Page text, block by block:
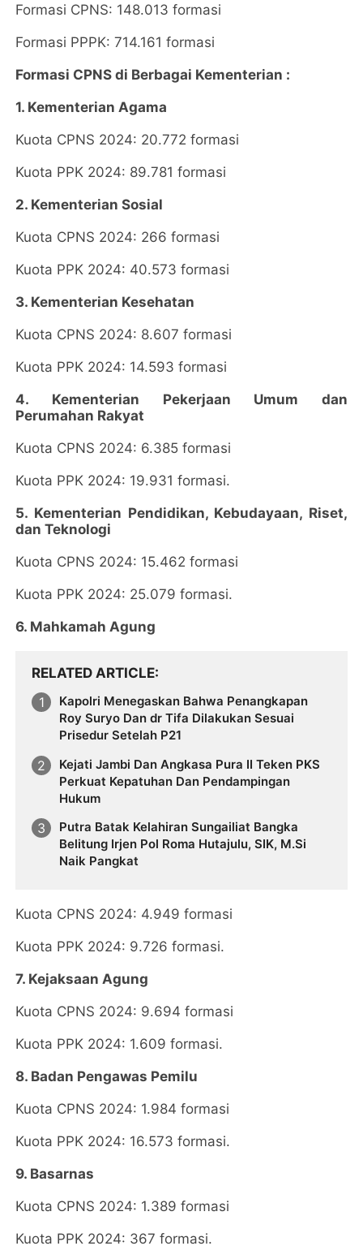
Formasi CPNS: 148.013 formasi
Formasi PPPK: 714.161 formasi
Formasi CPNS di Berbagai Kementerian :
1. Kementerian Agama
Kuota CPNS 2024: 20.772 formasi
Kuota PPK 2024: 89.781 formasi
2. Kementerian Sosial
Kuota CPNS 2024: 266 formasi
Kuota PPK 2024: 40.573 formasi
3. Kementerian Kesehatan
Kuota CPNS 2024: 8.607 formasi
Kuota PPK 2024: 14.593 formasi
4. Kementerian Pekerjaan Umum dan
Perumahan Rakyat
Kuota CPNS 2024: 6.385 formasi
Kuota PPK 2024: 19.931 formasi.
5. Kementerian Pendidikan, Kebudayaan, Riset,
dan Teknologi
Kuota CPNS 2024: 15.462 formasi
Kuota PPK 2024: 25.079 formasi.
6. Mahkamah Agung
RELATED ARTICLE
Kapolri Menegaskan Bahwa Penangkapan
Roy Suryo Dan dr Tifa Dilakukan Sesuai
Prisedur Setelah P21
Kejati Jambi Dan Angkasa Pura II Teken PKS
Perkuat Kepatuhan Dan Pendampingan
Hukum
Putra Batak Kelahiran Sungailiat Bangka
Belitung Irjen Pol Roma Hutajulu, SIK, M.Si
Naik Pangkat
Kuota CPNS 2024: 4.949 formasi
Kuota PPK 2024: 9.726 formasi.
7. Kejaksaan Agung
Kuota CPNS 2024: 9.694 formasi
Kuota PPK 2024: 1.609 formasi.
8. Badan Pengawas Pemilu
Kuota CPNS 2024: 1.984 formasi
Kuota PPK 2024: 16.573 formasi.
9. Basarnas
Kuota CPNS 2024: 1.389 formasi
Kuota PPK 2024: 367 formasi.